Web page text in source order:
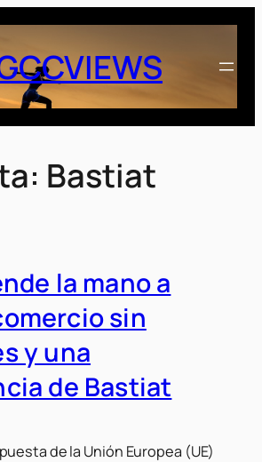
Bastiat
la mano a
sin
y una
de Bastiat
de la Unión Europea (UE)